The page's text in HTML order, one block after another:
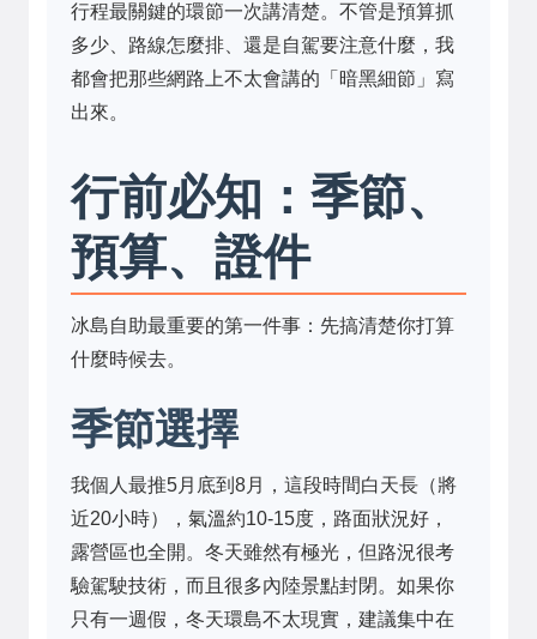
行程最關鍵的環節一次講清楚。不管是預算抓
多少、路線怎麼排、還是自駕要注意什麼，我
都會把那些網路上不太會講的「暗黑細節」寫
出來。
行前必知：季節、
預算、證件
冰島自助最重要的第一件事：先搞清楚你打算
什麼時候去。
季節選擇
我個人最推5月底到8月，這段時間白天長（將
近20小時），氣溫約10-15度，路面狀況好，
露營區也全開。冬天雖然有極光，但路況很考
驗駕駛技術，而且很多內陸景點封閉。如果你
只有一週假，冬天環島不太現實，建議集中在